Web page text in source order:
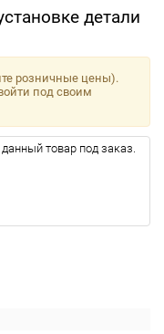
детали
розничные цены).
под своим
товар под заказ.